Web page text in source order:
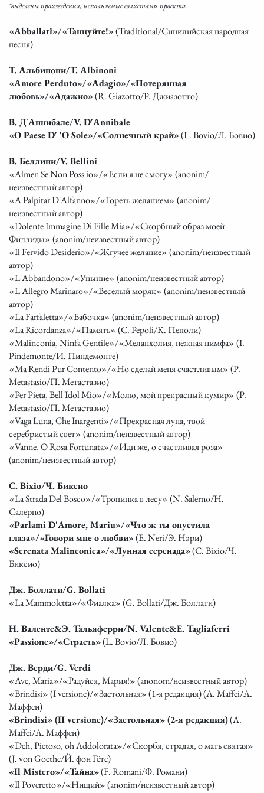
ГЛАВНАЯ
АФИША
ПРОГРАММЫ
НОВОСТИ
НАС
РЕПЕРТУАР
МУЗЫКА
ФОТО
ВИДЕО
КОНТАКТЫ
*выделены произведения, исполняемые солистами проекта
«Abballati»/«Танцуйте!»(Traditional/Сицилийская народная
песня)
Т. Альбинони/T. Albinoni
«Amore Perduto»/«Adagio»/«Потерянная
любовь»/«Адажио»(R. Giazotto/Р. Джиазотто)
В. Д'Аннибале/V. D'Annibale
«O Paese D' 'O Sole»/«Солнечный край»(L. Bovio/Л. Бовио)
В. Беллини/V. Bellini
«Almen Se Non Poss'io»/«Если я не смогу» (anonim/
неизвестный автор)
«A Palpitar D'Alfanno»/«Гореть желанием» (anonim/
неизвестный автор)
«Dolente Immagine Di Fille Mia»/«Скорбный образ моей
Филлиды» (anonim/неизвестный автор)
«Il Fervido Desiderio»/«Жгучее желание» (anonim/неизвестный
автор)
«L'Abbandono»/«Уныние» (anonim/неизвестный автор)
«L'Allegro Marinaro»/«Веселый моряк» (anonim/неизвестный
автор)
«La Farfaletta»/«Бабочка» (anonim/неизвестный автор)
«La Ricordanza»/«Память» (C. Pepoli/К. Пеполи)
«Malinconia, Ninfa Gentile»/«Меланхолия, нежная нимфа» (I.
Pindemonte/И. Пиндемонте)
«Ma Rendi Pur Contento»/«Но сделай меня счастливым» (P.
Metastasio/П. Метастазио)
«Per Pieta, Bell'Idol Mio»/«Молю, мой прекрасный кумир» (P.
Metastasio/П. Метастазио)
«Vaga Luna, Che Inargenti»/«Прекрасная луна, твой
серебристый свет» (anonim/неизвестный автор)
«Vanne, O Rosa Fortunata»/«Иди же, о счастливая роза»
(anonim/неизвестный автор)
C. Bixio/Ч. Биксио
«La Strada Del Bosco»/«Тропинка в лесу» (N. Salerno/Н.
Салерно)
«Parlami D'Amore, Mariu»/«Что ж ты опустила
глаза»/«Говори мне о любви»(E. Neri/Э. Нэри)
«Serenata Malinconica»/«Лунная серенада»(C. Bixio/Ч.
Биксио)
Дж. Боллати/G. Bollati
«La Mammoletta»/«Фиалка» (G. Bollati/Дж. Боллати)
Н. Валенте&Э. Тальяферри/N. Valente&E. Tagliaferri
«Passione»/«Страсть»(L. Bovio/Л. Бовио)
Дж. Верди/G. Verdi
«Ave, Maria»/«Радуйся, Мария!» (anonom/неизвестный автор)
«Brindisi» (I versione)/«Застольная» (1-я редакция) (A. Maffei/А.
Маффеи)
«Brindisi» (II versione)/«Застольная» (2-я редакция)(A.
Maffei/А. Маффеи)
«Deh, Pietoso, oh Addolorata»/«Скорбя, страдая, о мать святая»
(J. von Goethe/Й. фон Гёте)
«Il Mistero»/«Тайна»(F. Romani/Ф. Романи)
«Il Poveretto»/«Нищий» (anonim/неизвестный автор)